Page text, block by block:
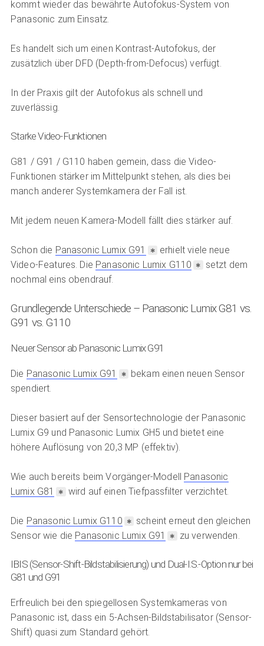
kommt wieder das bewährte Autofokus-System von
Panasonic zum Einsatz.
Es handelt sich um einen Kontrast-Autofokus, der
zusätzlich über DFD (Depth-from-Defocus) verfügt.
In der Praxis gilt der Autofokus als schnell und
zuverlässig.
Starke Video-Funktionen
G81 / G91 / G110 haben gemein, dass die Video-
Funktionen stärker im Mittelpunkt stehen, als dies bei
manch anderer Systemkamera der Fall ist.
Mit jedem neuen Kamera-Modell fällt dies stärker auf.
Schon die Panasonic Lumix G91
erhielt viele neue
Video-Features. Die Panasonic Lumix G110
setzt dem
nochmal eins obendrauf.
Grundlegende Unterschiede – Panasonic Lumix G81 vs.
G91 vs. G110
Neuer Sensor ab Panasonic Lumix G91
Die Panasonic Lumix G91
bekam einen neuen Sensor
spendiert.
Dieser basiert auf der Sensortechnologie der Panasonic
Lumix G9 und Panasonic Lumix GH5 und bietet eine
höhere Auflösung von 20,3 MP (effektiv).
Wie auch bereits beim Vorgänger-Modell Panasonic
Lumix G81
wird auf einen Tiefpassfilter verzichtet.
Die Panasonic Lumix G110
scheint erneut den gleichen
Sensor wie die Panasonic Lumix G91 zu verwenden.
IBIS (Sensor-Shift-Bildstabilisierung) und Dual-I.S.-Option nur bei
G81 und G91
Erfreulich bei den spiegellosen Systemkameras von
Panasonic ist, dass ein 5-Achsen-Bildstabilisator (Sensor-
Shift) quasi zum Standard gehört.